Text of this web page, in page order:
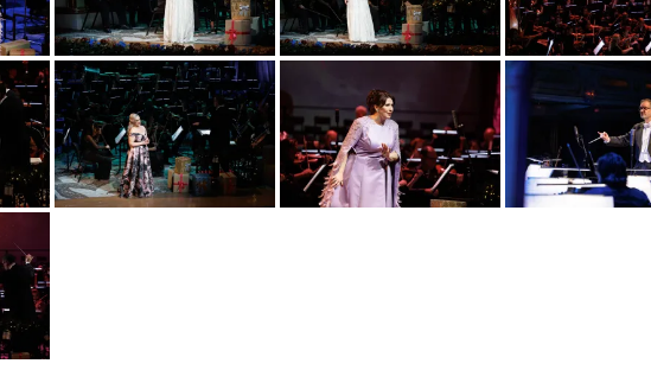
novogodisnji_gala_koncert_35novogodisnji_gala_koncert_39